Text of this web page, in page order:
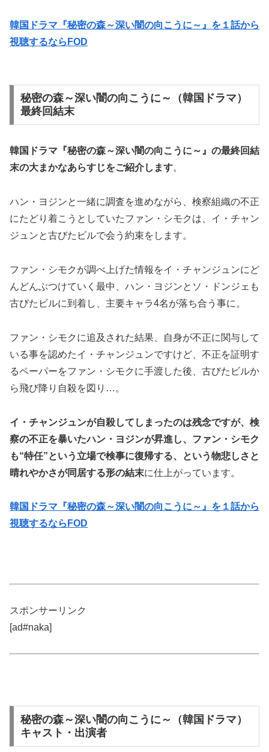
韓国ドラマ『秘密の森～深い闇の向こうに～』を１話から
視聴するならFOD
秘密の森～深い闇の向こうに～（韓国ドラマ）
最終回結末
韓国ドラマ『秘密の森～深い闇の向こうに～』の最終回結
末の大まかなあらすじをご紹介します。
ハン・ヨジンと一緒に調査を進めながら、検察組織の不正
にたどり着こうとしていたファン・シモクは、イ・チャン
ジュンと古びたビルで会う約束をします。
ファン・シモクが調べ上げた情報をイ・チャンジュンにど
んどんぶつけていく最中、ハン・ヨジンとソ・ドンジェも
古びたビルに到着し、主要キャラ4名が落ち合う事に。
ファン・シモクに追及された結果、自身が不正に関与して
いる事を認めたイ・チャンジュンですけど、不正を証明す
るペーパーをファン・シモクに手渡した後、古びたビルか
ら飛び降り自殺を図り…。
イ・チャンジュンが自殺してしまったのは残念ですが、検
察の不正を暴いたハン・ヨジンが昇進し、ファン・シモク
も“特任”という立場で検事に復帰する、という物悲しさと
晴れやかさが同居する形の結末に仕上がっています。
韓国ドラマ『秘密の森～深い闇の向こうに～』を１話から
視聴するならFOD
スポンサーリンク
[ad#naka]
秘密の森～深い闇の向こうに～（韓国ドラマ）
キャスト・出演者